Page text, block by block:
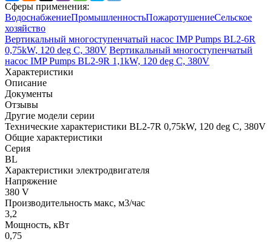
Сферы применения:
ВодоснабжениеПромышленностьПожаротушениеСельское
хозяйство
Вертикальный многоступенчатый насос IMP Pumps BL2-6R
0,75kW, 120 deg C, 380V Вертикальный многоступенчатый
насос IMP Pumps BL2-9R 1,1kW, 120 deg C, 380V
Характеристики
Описание
Документы
Отзывы
Другие модели серии
Технические характеристики BL2-7R 0,75kW, 120 deg C, 380V
Общие характеристики
Серия
BL
Характеристики электродвигателя
Напряжение
380 V
Производительность макс, м3/час
3,2
Мощность, кВт
0,75